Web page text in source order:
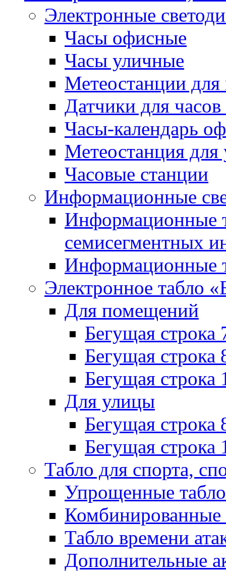
Электронные
Часы офисные
Часы уличные
Метеостанции
Датчики для
Часы-календарь
Метеостанция
Часовые станции
Информационные
Информационные
семисегментных
Информационные
Электронное табло
Для помещений
Бегущая строка
Бегущая строка
Бегущая строка
Для улицы
Бегущая строка
Бегущая строка
Табло для спорта,
Упрощенные табло
Комбинированные
Табло времени
Дополнительные